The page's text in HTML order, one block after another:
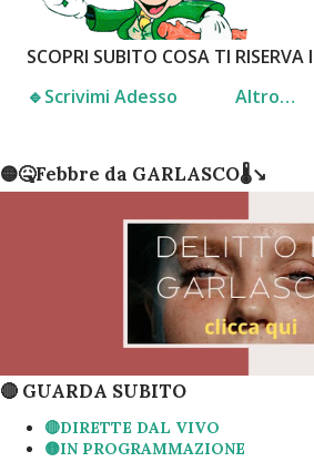
SCOPRI SUBITO COSA TI RISERVA
🔹️Scrivimi Adesso
Altro…
🟡🤒Febbre da GARLASCO🌡↘️
🔴 GUARDA SUBITO
🔴DIRETTE DAL VIVO
🟡IN PROGRAMMAZIONE